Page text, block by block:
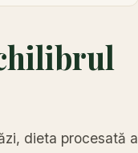
dieta procesată a